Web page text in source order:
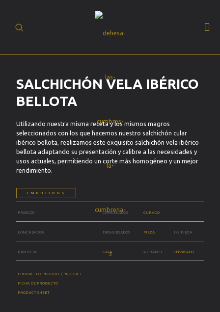
(+34) 93 630 19
SALCHICHÓN VELA IBÉRICO
BELLOTA
Utilizando nuestra misma receta y los mismos magros
seleccionados con los que hacemos nuestro salchichón cular
ibérico bellota, realizamos este exquisito salchichón vela ibérico
bellota adaptando su presentación y calibre a las necesidades y
usos actuales, permitiendo un corte más homogéneo y un mejor
rendimiento.
EMBUTIDOS
FRESCOS CONGELADOS CURADO
LONCHEADOS DESHUESADOS PIEZA 1/2 PIEZA
BANDEJA CAJA A GRANEL ENVASADO
PRODUCTO / PRODUIT / PRODUCT
FICHA DE PRODUCTO
PRODUCT SHEET